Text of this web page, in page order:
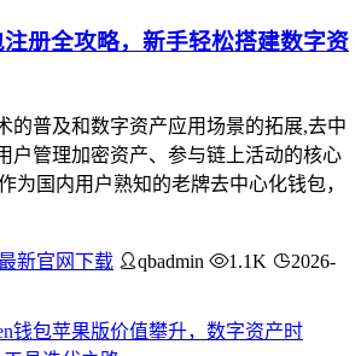
册全攻略，新手轻松搭建数字资
的普及和数字资产应用场景的拓展,去中
户管理加密资产、参与链上活动的核心
为国内用户熟知的老牌去中心化钱包，
新官网下载 qbadmin 1.1K
2026-